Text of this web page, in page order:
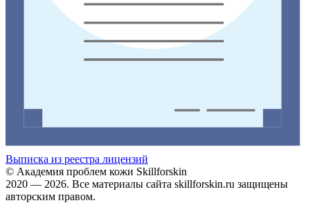
Выписка из реестра лицензий
© Академия проблем кожи Skillforskin
2020 — 2026. Все материалы сайта skillforskin.ru защищены
авторским правом.